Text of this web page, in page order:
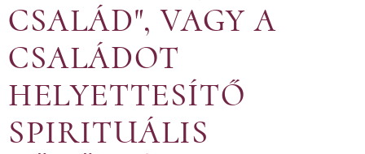
CSALÁD", VAGY A
CSALÁDOT
HELYETTESÍTŐ
SPIRITUÁLIS